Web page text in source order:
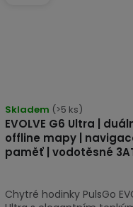
EVOLVE G6 Ultra |
offline mapy |
paměť | vodotěsné
Skladem (>5 ks)
Chytré hodinky PulsGo